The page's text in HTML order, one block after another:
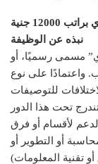
12000 جنية
نبذه عن الوظيفة
مسمى رسميًا، أو
واعتمادًا على نوع
للتوصيفات
لأقسام أو فرق
أو التطوير أو